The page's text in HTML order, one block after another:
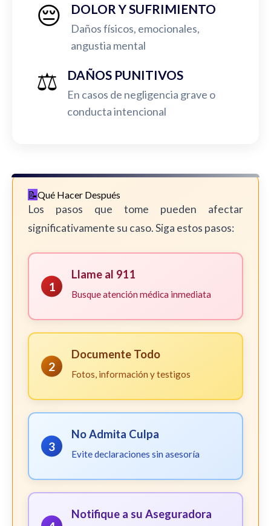
😔 DOLOR Y SUFRIMIENTO
Daños físicos, emocionales,
angustia mental
⚖️ DAÑOS PUNITIVOS
En casos de negligencia grave o
conducta intencional
Qué Hacer Después
Los pasos que tome pueden afectar
significativamente su caso. Siga estos pasos:
1
Llame al 911
Busque atención médica inmediata
2
Documente Todo
Fotos, información y testigos
3
No Admita Culpa
Evite declaraciones sin asesoría
Notifique a su Aseguradora